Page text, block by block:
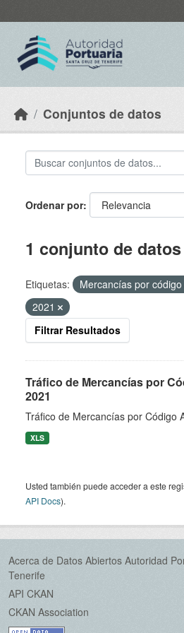
Conjuntos de datos
Ordenar por
1 conjunto de
Etiquetas:
Mercancías por
2021
Filtrar Resultados
Tráfico de Mercancías por
2021
Tráfico de Mercancías por Código
XLS
Usted también puede acceder a este
API Docs).
Acerca de Datos Abiertos Autoridad
Tenerife
API CKAN
CKAN Association